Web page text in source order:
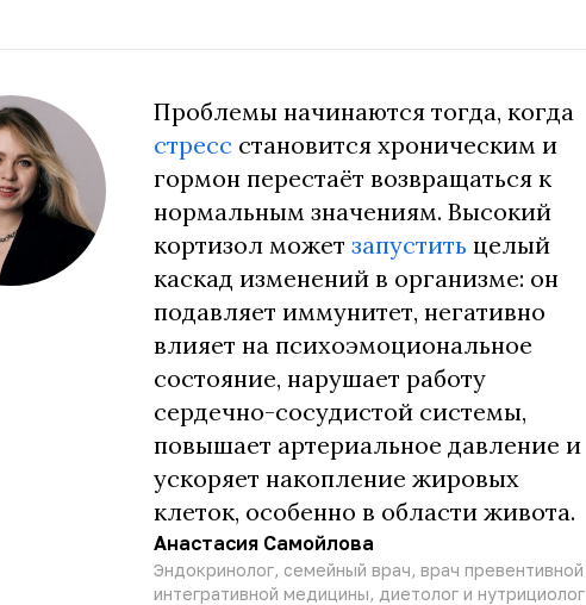
Проблемы начинаются тогда, когда
стресс становится хроническим и
гормон перестаёт возвращаться к
нормальным значениям. Высокий
кортизол может запустить целый
каскад изменений в организме: он
подавляет иммунитет, негативно
влияет на психоэмоциональное
состояние, нарушает работу
сердечно-сосудистой системы,
повышает артериальное давление и
ускоряет накопление жировых
клеток, особенно в области живота.
Анастасия Самойлова
Эндокринолог, семейный врач, врач превентивной
интегративной медицины, диетолог и нутрициолог